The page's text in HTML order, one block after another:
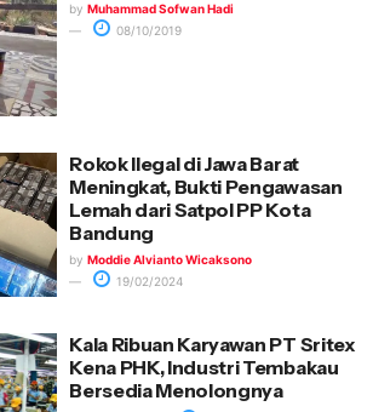
by Muhammad Sofwan Hadi
08/10/2019
Rokok Ilegal di Jawa Barat
Meningkat, Bukti Pengawasan
Lemah dari Satpol PP Kota
Bandung
by Moddie Alvianto Wicaksono
19/02/2024
Kala Ribuan Karyawan PT Sritex
Kena PHK, Industri Tembakau
Bersedia Menolongnya